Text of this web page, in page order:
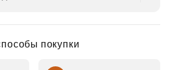
покупки